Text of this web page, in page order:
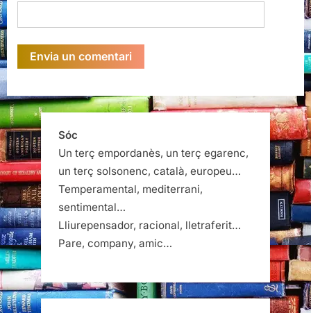
Sóc
Un terç empordanès, un terç egarenc,
un terç solsonenc, català, europeu…
Temperamental, mediterrani,
sentimental…
Lliurepensador, racional, lletraferit…
Pare, company, amic…